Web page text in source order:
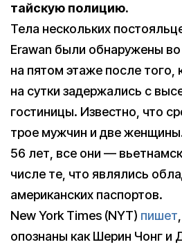
тайскую полицию.
Тела нескольких
Erawan были обнаружены
на пятом этаже после того,
на сутки задержались с
гостиницы. Известно, что
трое мужчин и две
56 лет, все они —
числе те, что являлись
американских паспортов.
New York Times (NYT) пишет
опознаны как Шерин Чонг и